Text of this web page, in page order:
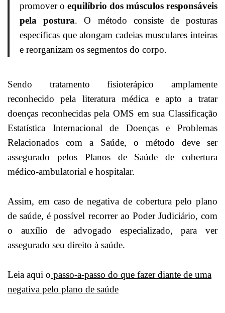
promover o equilíbrio dos músculos responsáveis
pela postura. O método consiste de posturas
específicas que alongam cadeias musculares inteiras
e reorganizam os segmentos do corpo.
Sendo tratamento fisioterápico amplamente
reconhecido pela literatura médica e apto a tratar
doenças reconhecidas pela OMS em sua Classificação
Estatística Internacional de Doenças e Problemas
Relacionados com a Saúde, o método deve ser
assegurado pelos Planos de Saúde de cobertura
médico-ambulatorial e hospitalar.
Assim, em caso de negativa de cobertura pelo plano
de saúde, é possível recorrer ao Poder Judiciário, com
o auxílio de advogado especializado, para ver
assegurado seu direito à saúde.
Leia aqui o passo-a-passo do que fazer diante de uma
negativa pelo plano de saúde